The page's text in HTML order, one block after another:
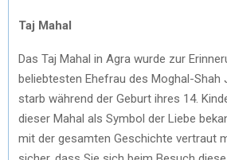
Taj Mahal
Das Taj Mahal in Agra wurde zur
beliebtesten Ehefrau des Moghal-Shah
starb während der Geburt ihres 14.
dieser Mahal als Symbol der Liebe
mit der gesamten Geschichte vertraut